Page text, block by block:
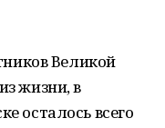
Великой
жизни, в
осталось всего